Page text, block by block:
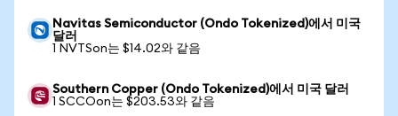
Navitas Semiconductor (Ondo Tokenized)에서 미국
달러
1 NVTSon는 $14.02와 같음
Southern Copper (Ondo Tokenized)에서 미국 달러
1 SCCOon는 $203.53와 같음